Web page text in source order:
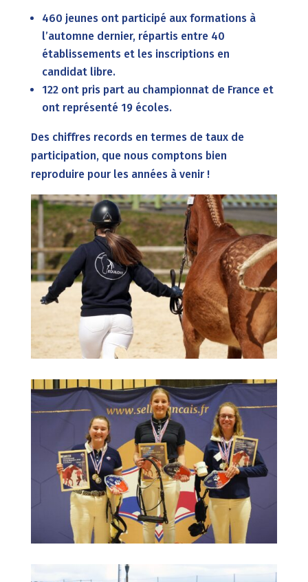
460 jeunes ont participé aux formations à
l’automne dernier, répartis entre 40
établissements et les inscriptions en
candidat libre.
122 ont pris part au championnat de France et
ont représenté 19 écoles.
Des chiffres records en termes de taux de
participation, que nous comptons bien
reproduire pour les années à venir !